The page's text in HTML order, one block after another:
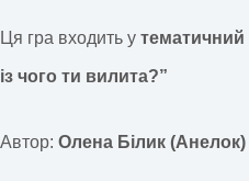
Ця гра входить у тематичний
із чого ти вилита?”
Автор: Олена Білик (Анелок)